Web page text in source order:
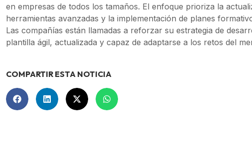
en empresas de todos los tamaños. El enfoque prioriza la
herramientas avanzadas y la implementación de planes
Las compañías están llamadas a reforzar su estrategia de
plantilla ágil, actualizada y capaz de adaptarse a los retos del
COMPARTIR ESTA NOTICIA